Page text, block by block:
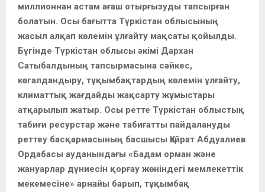
миллионнан астам ағаш отырғызуды тапсырған
болатын. Осы бағытта Түркістан облысының
жасыл алқап көлемін ұлғайту мақсаты қойылды.
Бүгінде Түркістан облысы әкімі Дархан
Сатыбалдының тапсырмасына сәйкес,
көгалдандыру, тұқымбақтардың көлемін ұлғайту,
климаттық жағдайды жақсарту жұмыстары
атқарылып жатыр. Осы ретте Түркістан облыстық
табиғи ресурстар және табиғатты пайдалануды
реттеу басқармасының басшысы Қайрат Абдуалиев
Ордабасы ауданындағы «Бадам орман және
жануарлар дүниесін қорғау жөніндегі мемлекеттік
мекемесіне» арнайы барып, тұқымбақ